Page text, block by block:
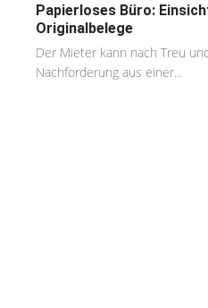
Papierloses Büro:
Originalbelege
Der Mieter kann nach Treu
Nachforderung aus einer...